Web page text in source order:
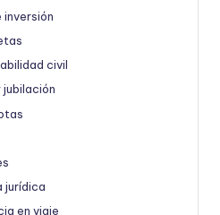
inversión
civil
jubilación
jurídica
en viaje